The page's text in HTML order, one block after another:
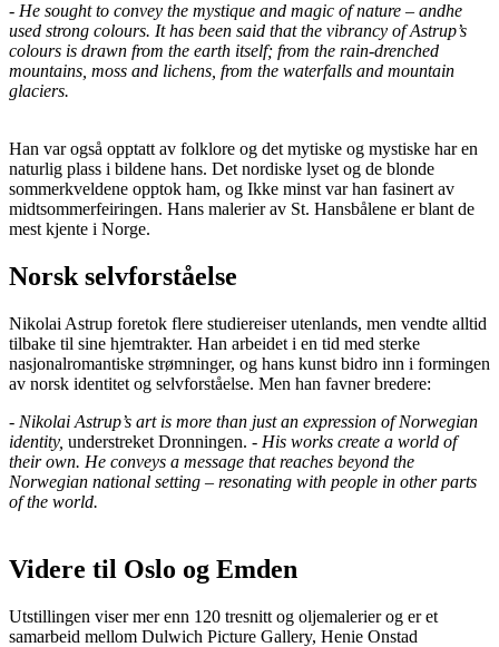
- He sought to convey the mystique and magic of nature – andhe
used strong colours. It has been said that the vibrancy of Astrup’s
colours is drawn from the earth itself; from the rain-drenched
mountains, moss and lichens, from the waterfalls and mountain
glaciers.
Han var også opptatt av folklore og det mytiske og mystiske har en
naturlig plass i bildene hans. Det nordiske lyset og de blonde
sommerkveldene opptok ham, og Ikke minst var han fasinert av
midtsommerfeiringen. Hans malerier av St. Hansbålene er blant de
mest kjente i Norge.
Norsk selvforståelse
Nikolai Astrup foretok flere studiereiser utenlands, men vendte alltid
tilbake til sine hjemtrakter. Han arbeidet i en tid med sterke
nasjonalromantiske strømninger, og hans kunst bidro inn i formingen
av norsk identitet og selvforståelse. Men han favner bredere:
- Nikolai Astrup’s art is more than just an expression of Norwegian
identity, understreket Dronningen. - His works create a world of
their own. He conveys a message that reaches beyond the
Norwegian national setting – resonating with people in other parts
of the world.
Videre til Oslo og Emden
Utstillingen viser mer enn 120 tresnitt og oljemalerier og er et
samarbeid mellom Dulwich Picture Gallery, Henie Onstad